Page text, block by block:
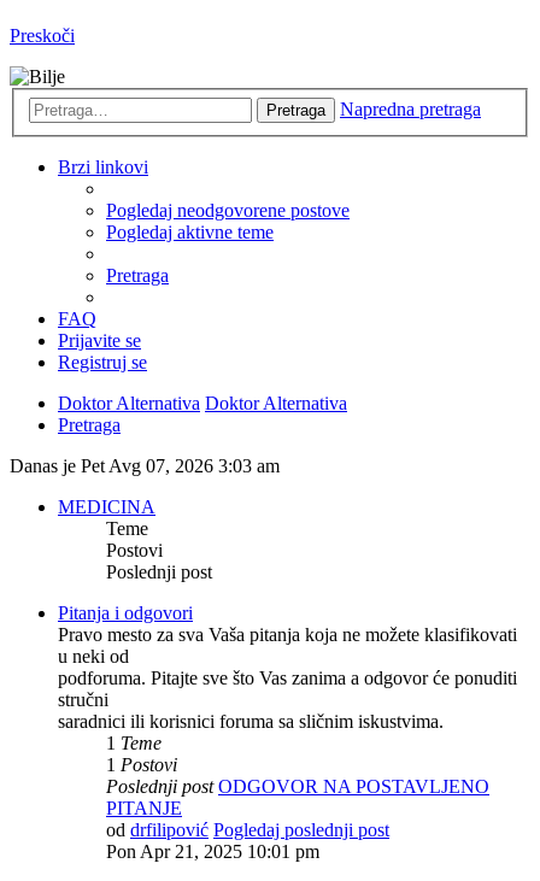
Preskoči
Pretraga Napredna pretraga
Brzi linkovi
Pogledaj neodgovorene postove
Pogledaj aktivne teme
Pretraga
FAQ
Prijavite se
Registruj se
Doktor Alternativa Doktor Alternativa
Pretraga
Danas je Pet Avg 07, 2026 3:03 am
MEDICINA
Teme
Postovi
Poslednji post
Pitanja i odgovori
Pravo mesto za sva Vaša pitanja koja ne možete klasifikovati
u neki od
podforuma. Pitajte sve što Vas zanima a odgovor će ponuditi
stručni
saradnici ili korisnici foruma sa sličnim iskustvima.
1 Teme
1 Postovi
Poslednji post ODGOVOR NA POSTAVLJENO
PITANJE
od drfilipović Pogledaj poslednji post
Pon Apr 21, 2025 10:01 pm